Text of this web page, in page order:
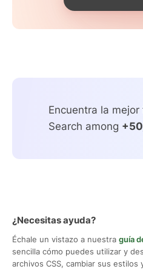
Encuentra la
Search among
¿Necesitas ayuda?
Échale un vistazo a nuestra guía
sencilla cómo puedes utilizar y
archivos CSS, cambiar sus estilos